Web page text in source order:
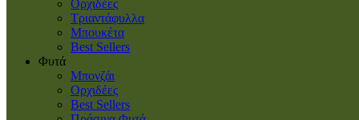
Ορχιδέες
Τριαντάφυλλα
Μπουκέτα
Best Sellers
Φυτά
Μπονζάι
Ορχιδέες
Best Sellers